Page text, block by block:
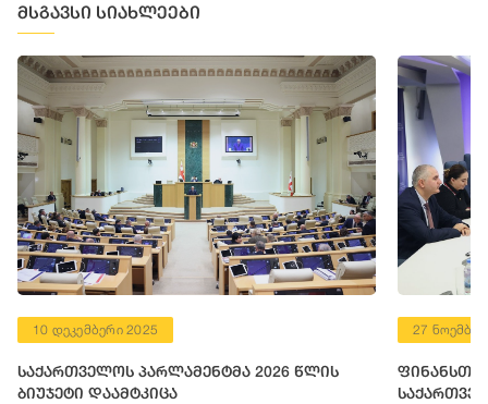
მსგავსი სიახლეები
10 დეკემბერი 2025
საქართველოს პარლამენტმა 2026 წლის
ბიუჯეტი დაამტკიცა
27
ფინანსთა